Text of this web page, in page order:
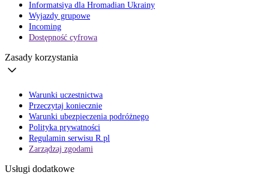
Informatsiya dla Hromadian Ukrainy
Wyjazdy grupowe
Incoming
Dostępność cyfrowa
Zasady korzystania
Warunki uczestnictwa
Przeczytaj koniecznie
Warunki ubezpieczenia podróżnego
Polityka prywatności
Regulamin serwisu R.pl
Zarządzaj zgodami
Usługi dodatkowe